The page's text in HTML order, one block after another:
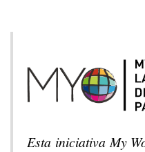
Esta iniciativa My